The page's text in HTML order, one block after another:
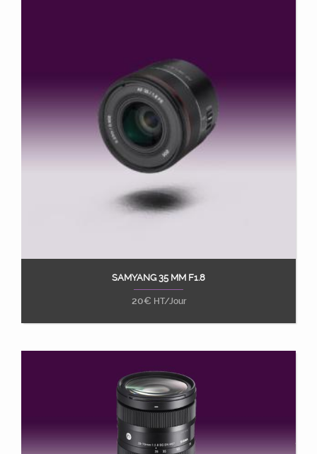
Ajouter au panier
SAMYANG 35 MM F1.8
20€ HT/Jour